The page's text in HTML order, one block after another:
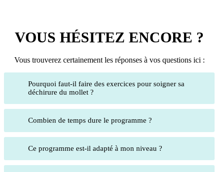
VOUS HÉSITEZ ENCORE ?
Vous trouverez certainement les réponses à vos questions ici :
Pourquoi faut-il faire des exercices pour soigner sa
déchirure du mollet ?
Combien de temps dure le programme ?
Ce programme est-il adapté à mon niveau ?